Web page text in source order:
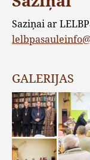
Saziņai ar
GALERIJAS